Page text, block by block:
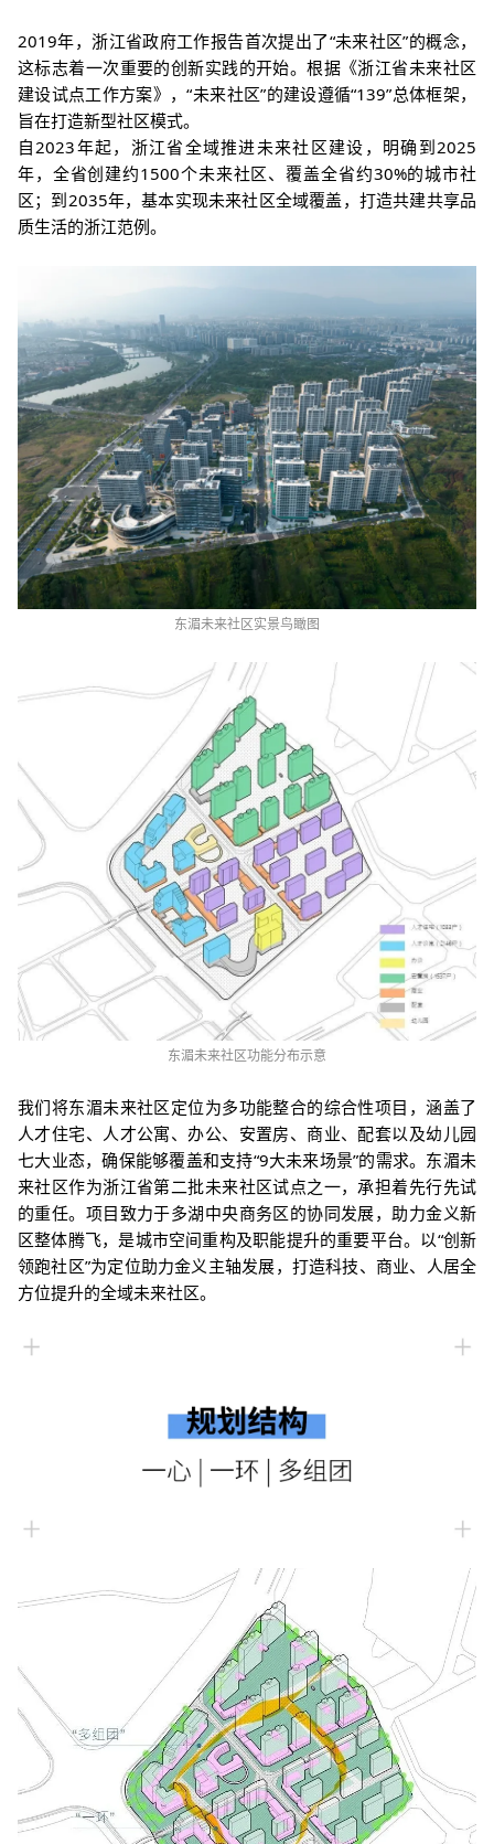
2019年，浙江省政府工作报告首次提出了“未来社区”的概念，
这标志着一次重要的创新实践的开始。根据《浙江省未来社区
建设试点工作方案》，“未来社区”的建设遵循“139”总体框架，
旨在打造新型社区模式。
自2023年起，浙江省全域推进未来社区建设，明确到2025
年，全省创建约1500个未来社区、覆盖全省约30%的城市社
区；到2035年，基本实现未来社区全域覆盖，打造共建共享品
质生活的浙江范例。
东湄未来社区实景鸟瞰图
东湄未来社区功能分布示意
我们将东湄未来社区定位为多功能整合的综合性项目，涵盖了
人才住宅、人才公寓、办公、安置房、商业、配套以及幼儿园
七大业态，确保能够覆盖和支持“9大未来场景”的需求。东湄未
来社区作为浙江省第二批未来社区试点之一，承担着先行先试
的重任。项目致力于多湖中央商务区的协同发展，助力金义新
区整体腾飞，是城市空间重构及职能提升的重要平台。以“创新
领跑社区”为定位助力金义主轴发展， 打造科技、商业、人居全
方位提升的全域未来社区。